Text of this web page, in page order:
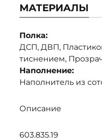
МАТЕРИАЛЫ
Полка:
ДСП, ДВП,
тиснением,
Наполнение:
Наполнитель из
Описание
603.835.19